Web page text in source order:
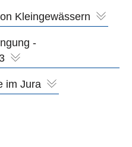
Kleingewässern
-
im Jura